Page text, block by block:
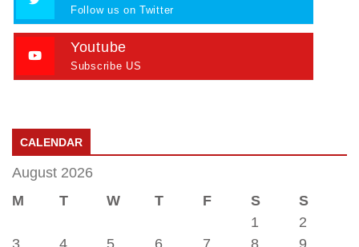
Follow us on Twitter
Youtube
Subscribe US
CALENDAR
August 2026
M
T W T F S
S
1
2
3
4 5 6 7 8
9